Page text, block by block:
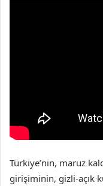
Türkiye’nin, maruz
girişiminin, gizli-açık